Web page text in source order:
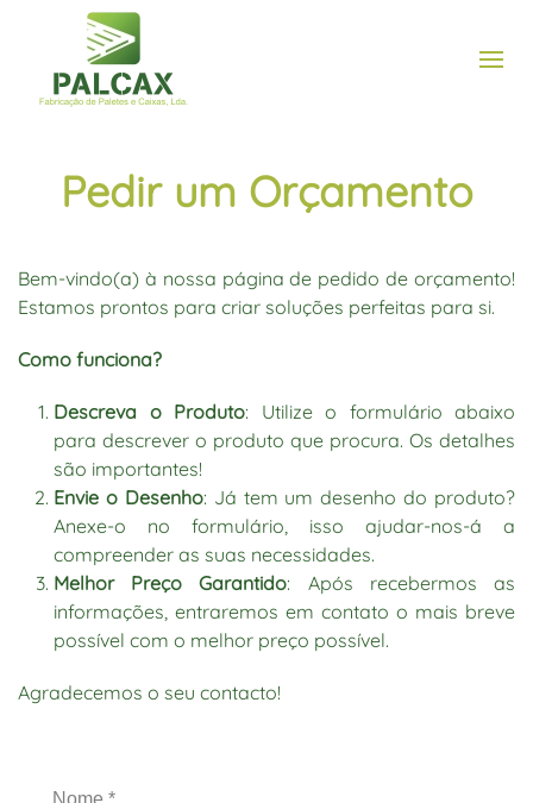
Pedir um Orçamento
Bem-vindo(a) à nossa página de pedido de orçamento!
Estamos prontos para criar soluções perfeitas para si.
Como funciona?
Descreva o Produto: Utilize o formulário abaixo
para descrever o produto que procura. Os detalhes
são importantes!
Envie o Desenho: Já tem um desenho do produto?
Anexe-o no formulário, isso ajudar-nos-á a
compreender as suas necessidades.
Melhor Preço Garantido: Após recebermos as
informações, entraremos em contato o mais breve
possível com o melhor preço possível.
Agradecemos o seu contacto!